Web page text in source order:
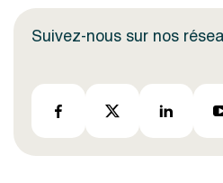
Suivez-nous sur nos